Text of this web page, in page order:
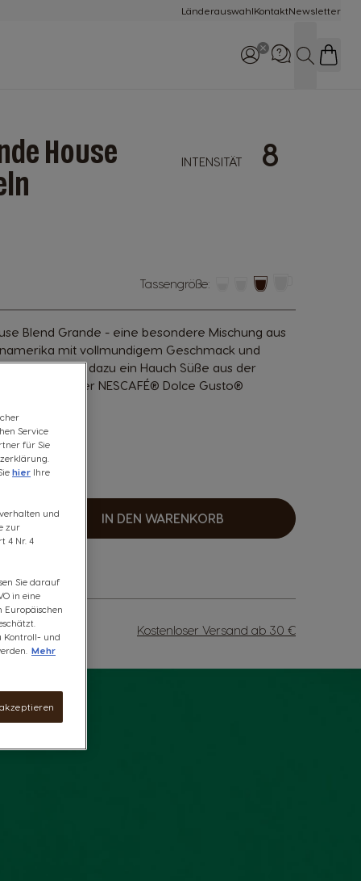
LänderauswahlKontaktNewsletter
Rufe uns an
0800 365 23 48
Suche
House INTENSITÄT 8
Tassengröße:
Blend Grande - eine besondere Mischung aus
mit vollmundigem Geschmack und
und Kakao, dazu ein Hauch Süße aus der
mit deiner NESCAFÉ® Dolce Gusto®
Punkte
IN DEN WARENKORB
Kostenloser Versand ab 30 €
Service
für Sie
hier Ihre
und
zur
4 Nr. 4
Sie darauf
in eine
Europäischen
Kontroll- und
Mehr